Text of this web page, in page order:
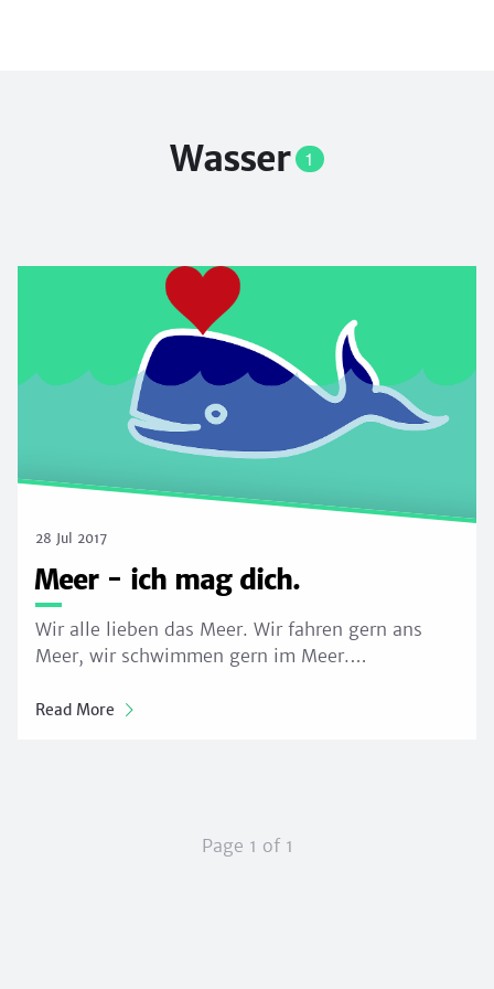
Wasser 1
28 Jul 2017
Meer - ich mag dich.
Wir alle lieben das Meer. Wir fahren gern ans
Meer, wir schwimmen gern im Meer.…
Read More
Page 1 of 1